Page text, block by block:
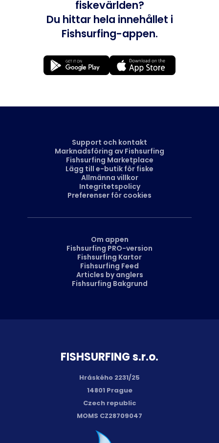
fiskevärlden?
Du hittar hela innehållet i
Fishsurfing-appen.
FISH­SURFING s.r.o.
Hráského 2231/25
14801 Prague
Czech republic
MOMS CZ28709047
Support och kontakt
Marknadsföring av Fishsurfing
Fishsurfing Marketplace
Lägg till e-butik för fiske
Allmänna villkor
Integritetspolicy
Preferenser för cookies
Om appen
Fishsurfing PRO-version
Fishsurfing Kartor
Fishsurfing Feed
Articles by anglers
Fishsurfing Bakgrund